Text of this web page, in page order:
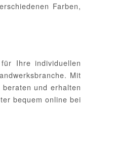
Farben,
Ihre individuellen
Mit
und erhalten
bequem online bei